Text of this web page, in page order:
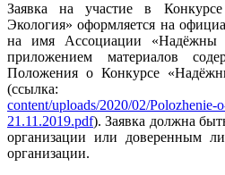
Заявка на участие в
Экология» оформляется на
на имя Ассоциации «Надёжны
приложением материалов
Положения о Конкурсе
content/uploads/2020/02/
21.11.2019.pdf). Заявка должна
организации или доверенным
организации.